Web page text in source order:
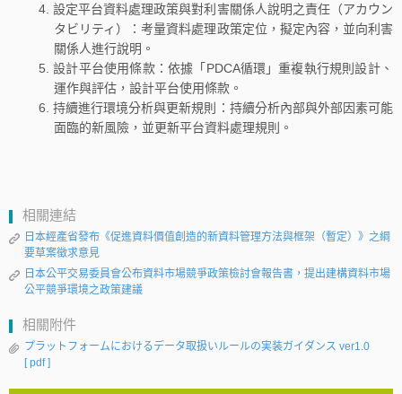
設定平台資料處理政策與對利害關係人說明之責任（アカウン
タビリティ）：考量資料處理政策定位，擬定內容，並向利害
關係人進行說明。
設計平台使用條款：依據「PDCA循環」重複執行規則設計、
運作與評估，設計平台使用條款。
持續進行環境分析與更新規則：持續分析內部與外部因素可能
面臨的新風險，並更新平台資料處理規則。
相關連結
日本經產省發布《促進資料價值創造的新資料管理方法與框架（暫定）》之綱
要草案徵求意見
日本公平交易委員會公布資料市場競爭政策檢討會報告書，提出建構資料市場
公平競爭環境之政策建議
相關附件
プラットフォームにおけるデータ取扱いルールの実装ガイダンス ver1.0
[ pdf ]